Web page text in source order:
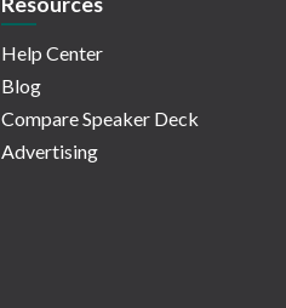
Help Center
Blog
Compare Speaker Deck
Advertising